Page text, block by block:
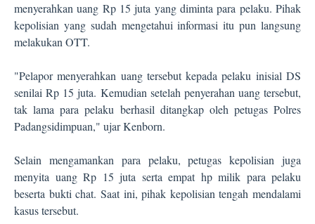
menyerahkan uang Rp 15 juta yang diminta para pelaku. Pihak
kepolisian yang sudah mengetahui informasi itu pun langsung
melakukan OTT.
"Pelapor menyerahkan uang tersebut kepada pelaku inisial DS
senilai Rp 15 juta. Kemudian setelah penyerahan uang tersebut,
tak lama para pelaku berhasil ditangkap oleh petugas Polres
Padangsidimpuan," ujar Kenborn.
Selain mengamankan para pelaku, petugas kepolisian juga
menyita uang Rp 15 juta serta empat hp milik para pelaku
beserta bukti chat. Saat ini, pihak kepolisian tengah mendalami
kasus tersebut.